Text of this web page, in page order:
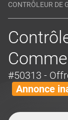
CONTRÔLEUR DE
#50313 -
Annonce